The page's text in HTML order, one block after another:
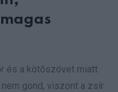
és a kötőszövet miatt
gond, viszont a zsír